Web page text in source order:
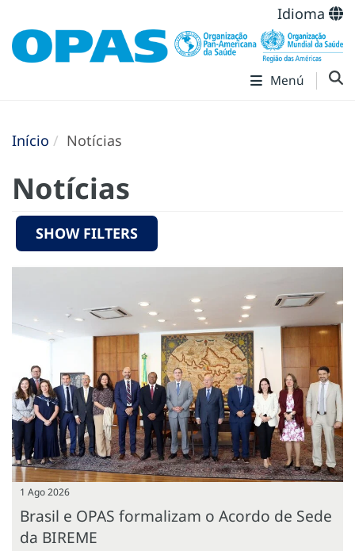
Idioma
Menú
Início Notícias
Notícias
SHOW FILTERS
1 Ago 2026
Brasil e OPAS formalizam o Acordo de Sede
da BIREME